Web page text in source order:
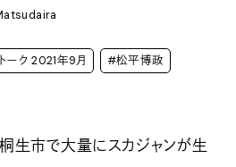
ーク 2021年9月 #松平博政
生市で大量にスカジャンが生